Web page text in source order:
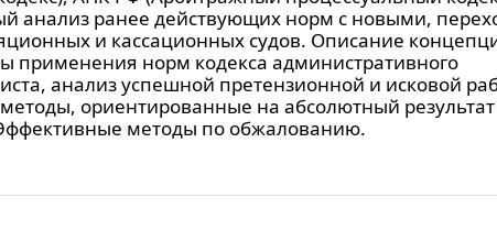
анализ ранее действующих норм с новыми,
и кассационных судов. Описание
применения норм кодекса административного
анализ успешной претензионной и исковой
ориентированные на абсолютный
методы по обжалованию.